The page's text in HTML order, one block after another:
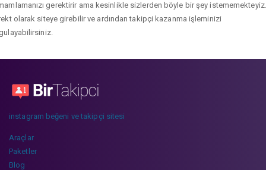
gerektirir ama kesinlikle sizlerden böyle bir şey istememekteyiz.
olarak siteye girebilir ve ardından takipçi kazanma işleminizi
instagram beğeni ve takipçi sitesi
Araçlar
Paketler
Blog